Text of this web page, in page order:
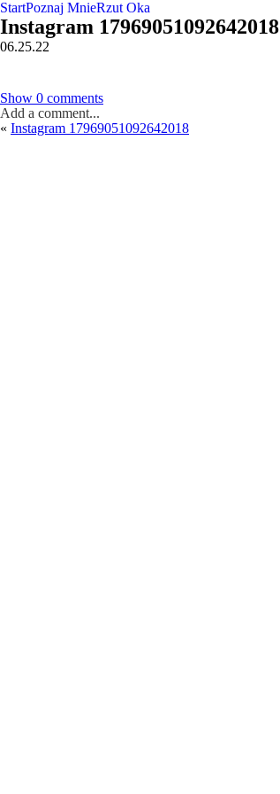
StartPoznaj MnieRzut Oka
Instagram 17969051092642018
06.25.22
Show 0 comments
Add a comment...
« Instagram 17969051092642018